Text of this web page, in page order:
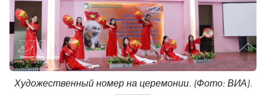
Художественный номер на церемонии. (Фото: ВИА).